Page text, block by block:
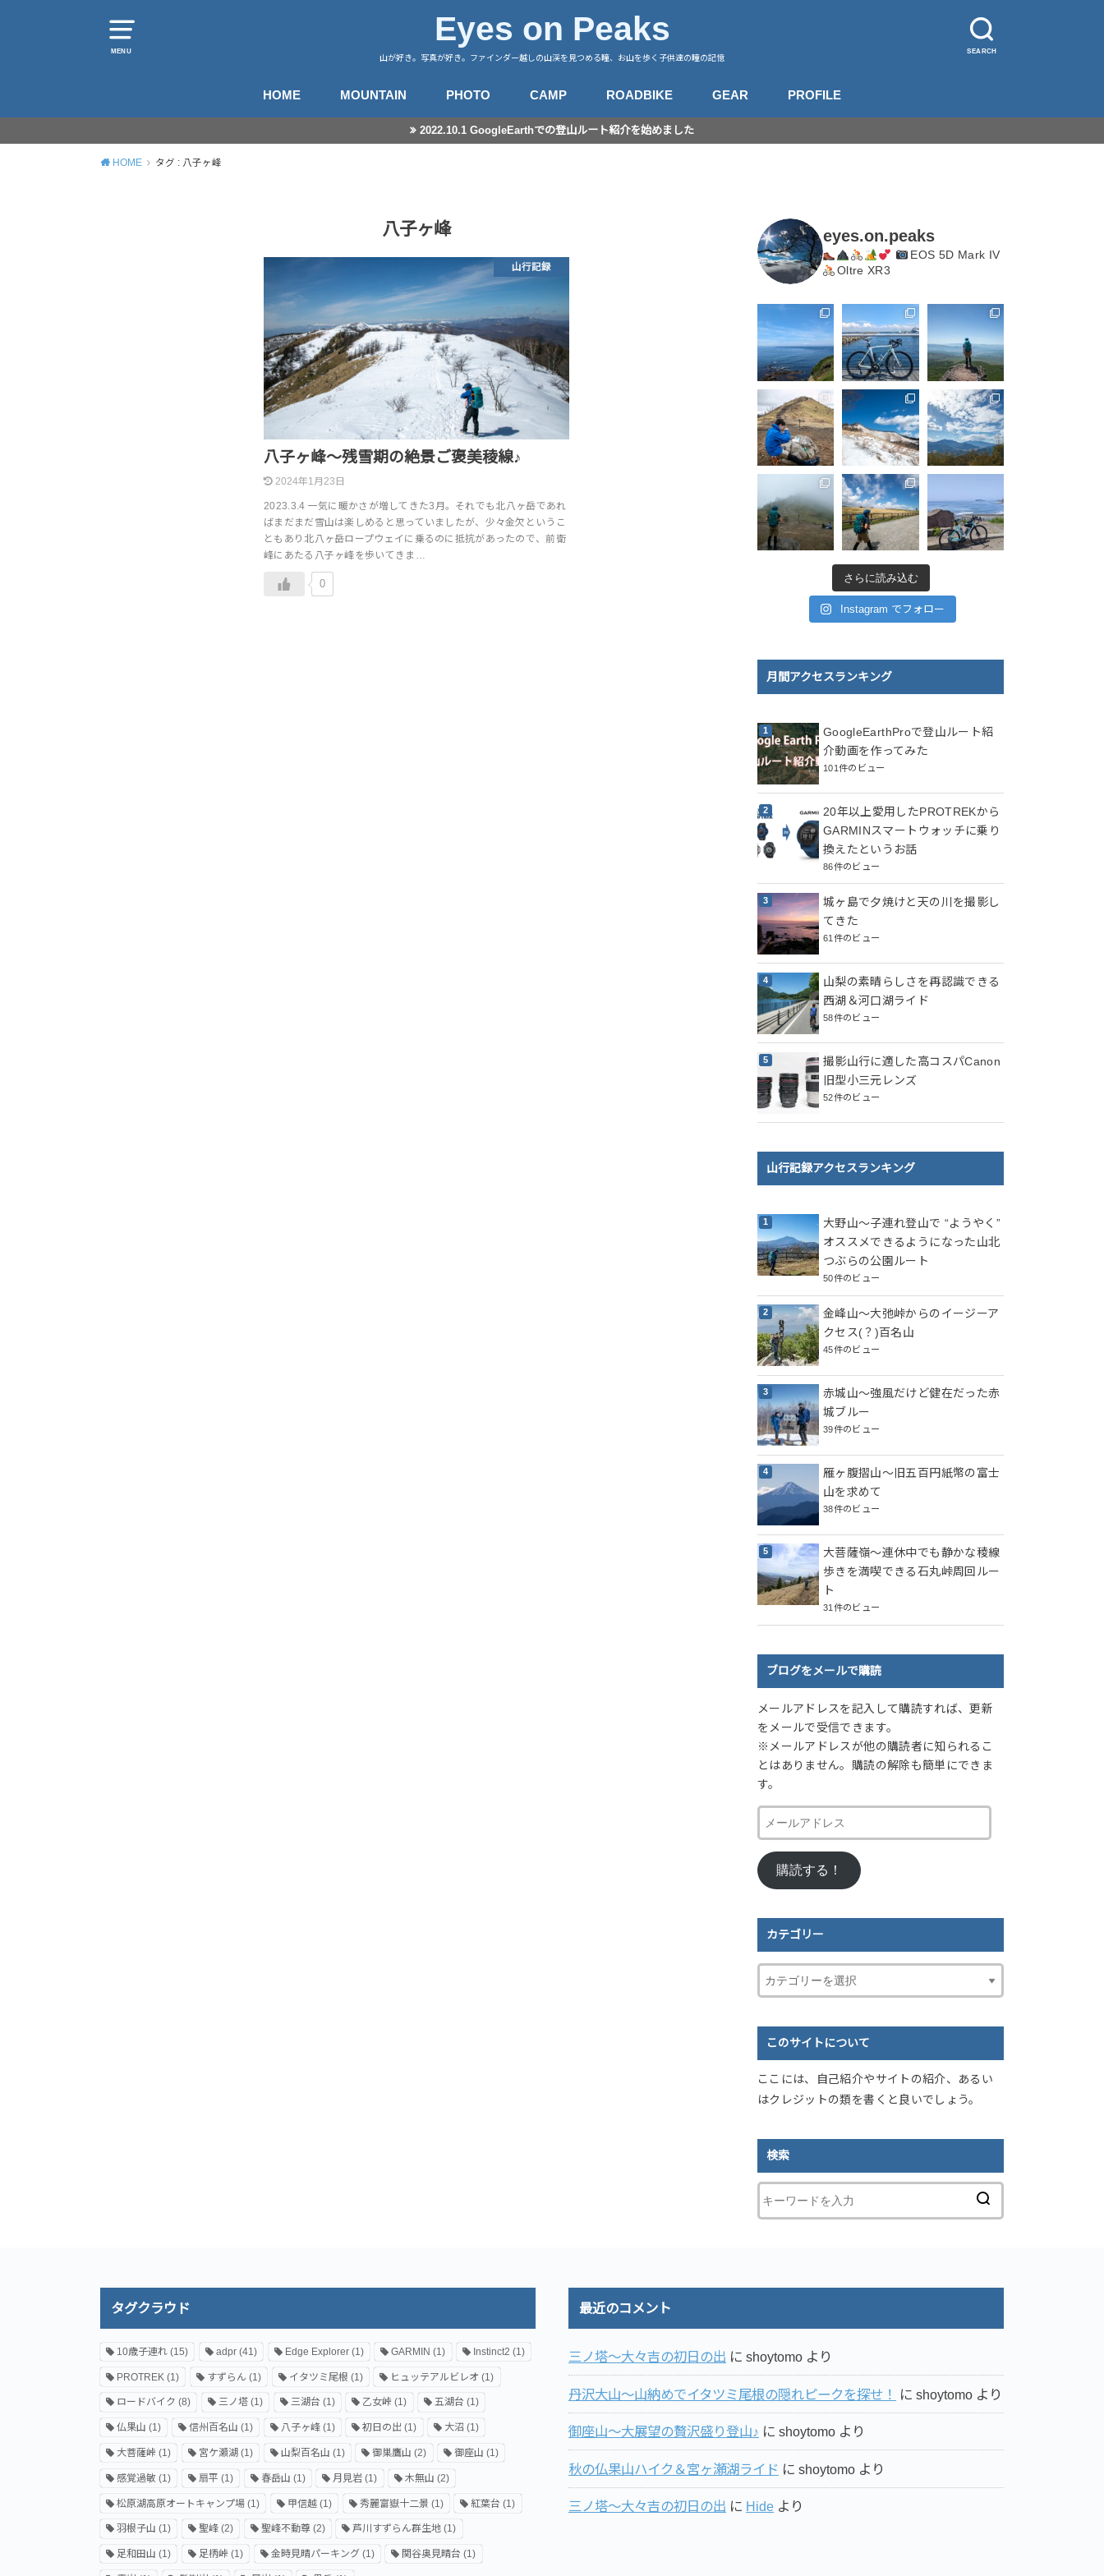
MENU SEARCH
Eyes on Peaks
山が好き。写真が好き。ファインダー越しの山渓を見つめる瞳、お山を歩く子供達の瞳の記憶
HOME MOUNTAIN
中央アルプス
南アルプス
八ヶ岳
谷川・武尊
赤城・榛名・荒船
四阿山
奥秩父
奥武蔵
高尾・陣馬
富士・御坂
丹沢
伊豆・愛鷹
箱根・湯河原
東海
房総・三浦
子連れ登山のこと
登山とITと
登山ギア
登山ギア(子供用)
PHOTO
カメラ
レンズ
星景撮影
日常スナップ
CAMP
キャンプサイト
ROADBIKE
ライドログ
GEAR PROFILE
2022.10.1 GoogleEarthでの登山ルート紹介を始めました
HOME タグ : 八子ヶ峰
八子ヶ峰
山行記録
八子ヶ峰～残雪期の絶景ご褒美稜線♪
2024年1月23日
2023.3.4 一気に暖かさが増してきた3月。それでも北八ヶ岳であれ
ばまだまだ雪山は楽しめると思っていましたが、少々金欠というこ
ともあり北八ヶ岳ロープウェイに乗るのに抵抗があったので、前衛
峰にあたる八子ヶ峰を歩いてきま…
0
eyes.on.peaks
EOS 5D Mark IV
Oltre XR3
さらに読み込む
Instagram でフォロー
月間アクセスランキング
GoogleEarthProで登山ルート紹
介動画を作ってみた
101件のビュー
20年以上愛用したPROTREKから
GARMINスマートウォッチに乗り
換えたというお話
86件のビュー
城ヶ島で夕焼けと天の川を撮影し
てきた
61件のビュー
山梨の素晴らしさを再認識できる
西湖＆河口湖ライド
58件のビュー
撮影山行に適した高コスパCanon
旧型小三元レンズ
52件のビュー
山行記録アクセスランキング
大野山～子連れ登山で “ようやく”
オススメできるようになった山北
つぶらの公園ルート
50件のビュー
金峰山～大弛峠からのイージーア
クセス(？)百名山
45件のビュー
赤城山～強風だけど健在だった赤
城ブルー
39件のビュー
雁ヶ腹摺山～旧五百円紙幣の富士
山を求めて
38件のビュー
大菩薩嶺～連休中でも静かな稜線
歩きを満喫できる石丸峠周回ルー
ト
31件のビュー
ブログをメールで購読
メールアドレスを記入して購読すれば、更新
をメールで受信できます。
※メールアドレスが他の購読者に知られるこ
とはありません。購読の解除も簡単にできま
す。
ル
ア
ド
購読する！
カテゴリー
このサイトについて
ここには、自己紹介やサイトの紹介、あるい
はクレジットの類を書くと良いでしょう。
検索
タグクラウド
10歳子連れ (15) adpr(41) Edge Explorer(1) GARMIN (1) Instinct2 (1)
PROTREK (1) すずらん (1) イタツミ尾根 (1) ヒュッテアルビレオ (1)
ロードバイク (8) 三ノ塔(1) 三湖台 (1) 乙女峠 (1) 五湖台 (1)
仏果山 (1) 信州百名山 (1) 八子ヶ峰(1) 初日の出 (1) 大沼 (1)
大菩薩峠 (1) 宮ケ瀬湖 (1) 山梨百名山 (1) 御巣鷹山 (2) 御座山 (1)
感覚過敏 (1) 扇平 (1) 春岳山 (1) 月見岩 (1) 木無山 (2)
松原湖高原オートキャンプ場 (1) 甲信越(1) 秀麗富嶽十二景 (1) 紅葉台 (1)
羽根子山 (1) 聖峰(2) 聖峰不動尊(2) 芦川すずらん群生地 (1)
足和田山 (1) 足柄峠(1) 金時見晴パーキング(1) 関谷奥見晴台 (1)
最近のコメント
三ノ塔～大々吉の初日の出 に shoytomo より
丹沢大山～山納めでイタツミ尾根の隠れピークを探せ！ に shoytomo より
御座山～大展望の贅沢盛り登山♪ に shoytomo より
秋の仏果山ハイク＆宮ヶ瀬湖ライド に shoytomo より
三ノ塔～大々吉の初日の出 に Hide より